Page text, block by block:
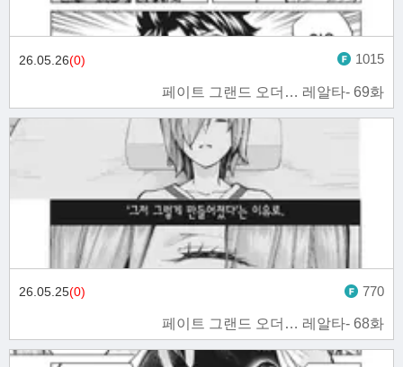
페이트 그랜드 오더… 레알타- 69화
26.05.26(0) 1015
페이트 그랜드 오더… 레알타- 68화
26.05.25(0) 770